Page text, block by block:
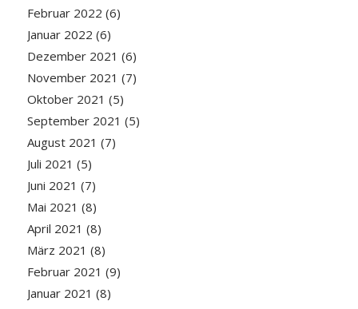
Februar 2022 (6)
Januar 2022 (6)
Dezember 2021 (6)
November 2021 (7)
Oktober 2021 (5)
September 2021 (5)
August 2021 (7)
Juli 2021 (5)
Juni 2021 (7)
Mai 2021 (8)
April 2021 (8)
März 2021 (8)
Februar 2021 (9)
Januar 2021 (8)